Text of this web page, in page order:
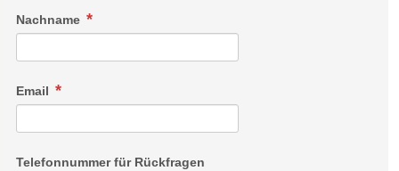
Nachname
Email
Telefonnummer für Rückfragen